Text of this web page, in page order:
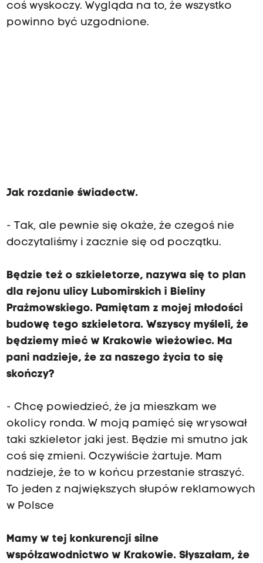
coś wyskoczy. Wygląda na to, że wszystko
powinno być uzgodnione.
Jak rozdanie świadectw.
- Tak, ale pewnie się okaże, że czegoś nie
doczytaliśmy i zacznie się od początku.
Będzie też o szkieletorze, nazywa się to plan
dla rejonu ulicy Lubomirskich i Bieliny
Prażmowskiego. Pamiętam z mojej młodości
budowę tego szkieletora. Wszyscy myśleli, że
będziemy mieć w Krakowie wieżowiec. Ma
pani nadzieje, że za naszego życia to się
skończy?
- Chcę powiedzieć, że ja mieszkam we
okolicy ronda. W moją pamięć się wrysował
taki szkieletor jaki jest. Będzie mi smutno jak
coś się zmieni. Oczywiście żartuje. Mam
nadzieje, że to w końcu przestanie straszyć.
To jeden z największych słupów reklamowych
w Polsce
Mamy w tej konkurencji silne
współzawodnictwo w Krakowie. Słyszałam, że